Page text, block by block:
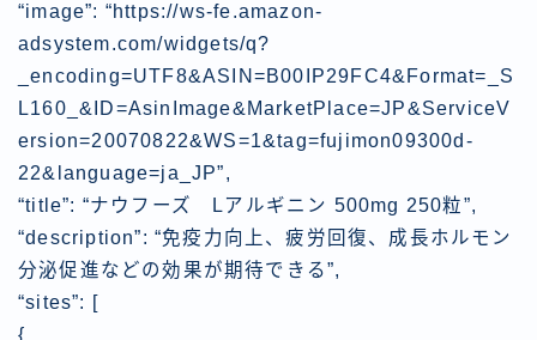
“image”: “https://ws-fe.amazon-
adsystem.com/widgets/q?
_encoding=UTF8&ASIN=B00IP29FC4&Format=_S
L160_&ID=AsinImage&MarketPlace=JP&ServiceV
ersion=20070822&WS=1&tag=fujimon09300d-
22&language=ja_JP”,
“title”: “ナウフーズ Lアルギニン 500mg 250粒”,
“description”: “免疫力向上、疲労回復、成長ホルモン
分泌促進などの効果が期待できる”,
“sites”: [
{